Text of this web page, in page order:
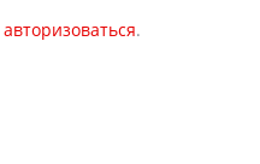
авторизоваться.